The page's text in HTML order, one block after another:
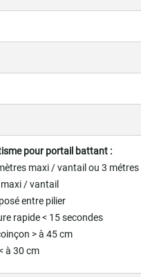
pour portail battant :
maxi / vantail ou 3
/ vantail
entre pilier
rapide < 15 secondes
> à 45 cm
à 30 cm